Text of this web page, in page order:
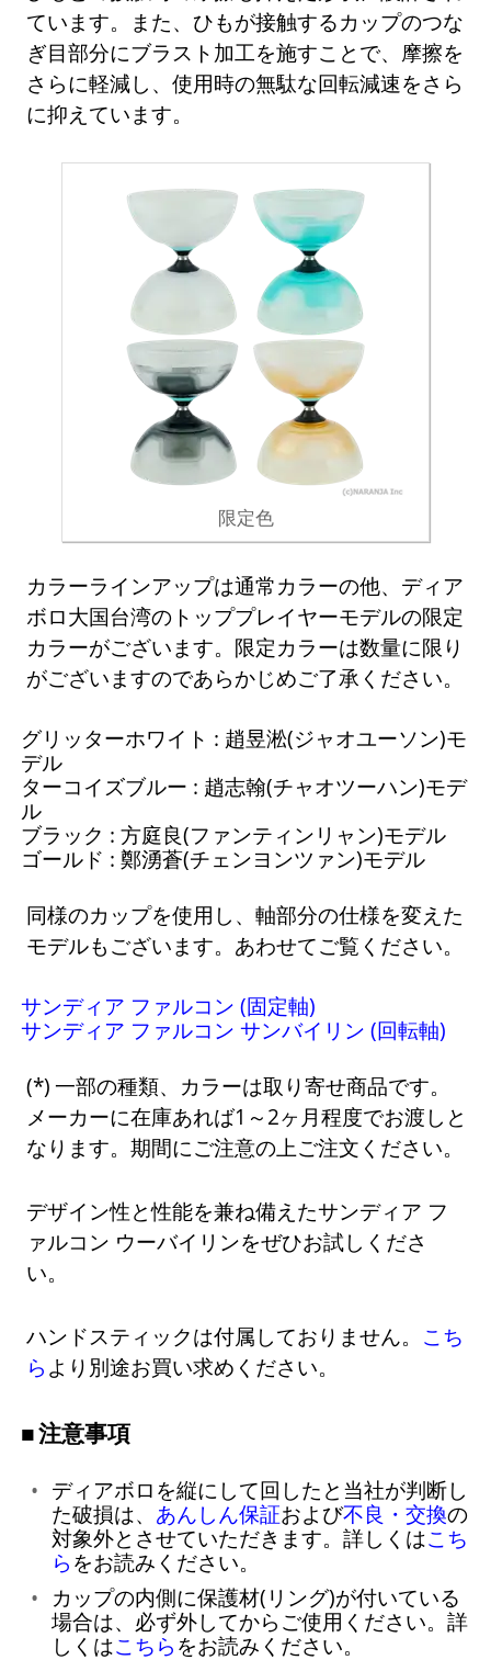
ています。また、ひもが接触するカップのつな
ぎ目部分にブラスト加工を施すことで、摩擦を
さらに軽減し、使用時の無駄な回転減速をさら
に抑えています。
限定色
カラーラインアップは通常カラーの他、ディア
ボロ大国台湾のトッププレイヤーモデルの限定
カラーがございます。限定カラーは数量に限り
がございますのであらかじめご了承ください。
グリッターホワイト : 趙昱淞(ジャオユーソン)モ
デル
ターコイズブルー : 趙志翰(チャオツーハン)モデ
ル
ブラック : 方庭良(ファンティンリャン)モデル
ゴールド : 鄭湧蒼(チェンヨンツァン)モデル
同様のカップを使用し、軸部分の仕様を変えた
モデルもございます。あわせてご覧ください。
サンディア ファルコン (固定軸)
サンディア ファルコン サンバイリン (回転軸)
一部の種類、カラーは取り寄せ商品です。
メーカーに在庫あれば1～2ヶ月程度でお渡しと
なります。期間にご注意の上ご注文ください。
デザイン性と性能を兼ね備えたサンディア フ
ァルコン ウーバイリンをぜひお試しくださ
い。
ハンドスティックは付属しておりません。 こち
ら より別途お買い求めください。
注意事項
ディアボロを縦にして回したと当社が判断し
た破損は、 あんしん保証および不良・交換の
対象外とさせていただきます。詳しくはこち
ら をお読みください。
カップの内側に保護材(リング)が付いている
場合は、必ず外してからご使用ください。詳
しくはこちら をお読みください。